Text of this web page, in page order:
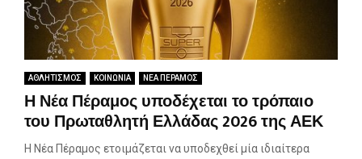
ΑΘΛΗΤΙΣΜΟΣ ΚΟΙΝΩΝΙΑ ΝΕΑ ΠΕΡΑΜΟΣ
Η Νέα Πέραμος υποδέχεται το τρόπαιο
του Πρωταθλητή Ελλάδας 2026 της ΑΕΚ
Η Νέα Πέραμος ετοιμάζεται να υποδεχθεί μία ιδιαίτερα